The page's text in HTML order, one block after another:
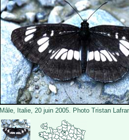
Mâle, Italie, 20 juin 2005. Photo Tristan